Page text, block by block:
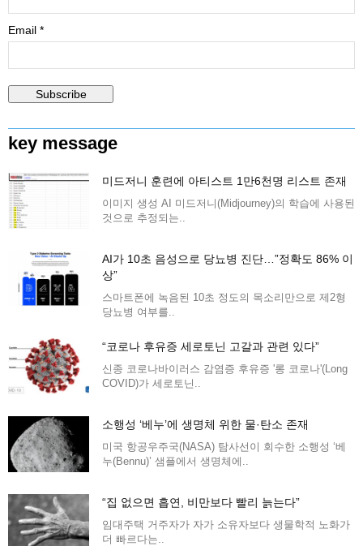
Email *
key message
미드저니 훈련에 아티스트 1만6천명 리스트 존재
이미지 생성 AI 미드저니(Midjourney)의 학습에 사용된
것으로 추정되는..
AI가 10초 음성으로 당뇨병 진단…”정확도 86% 이
상”
스마트폰에 녹음된 10초 정도의 목소리만으로 제2형
당뇨병 여부를..
“코로나 후유증 세로토닌 고갈과 관련 있다”
신종 코로나바이러스 감염증 후유증 '롱 코로나'(Long
COVID)가 세로토닌..
소행성 ‘베누’에 생명체 위한 물·탄소 존재
미국 항공우주국(NASA) 탐사선이 회수한 소행성 ‘베
누(Bennu)’ 샘플에서 생명체에..
“집 없으면 흡연, 비만보다 빨리 늙는다”
임대주택 거주자가 자가 소유자보다 생물학적 노화가
더 빠르다는..